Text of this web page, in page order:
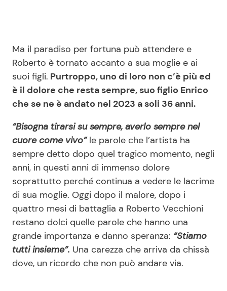
Ma il paradiso per fortuna può attendere e
Roberto è tornato accanto a sua moglie e ai
suoi figli. Purtroppo, uno di loro non c’è più ed
è il dolore che resta sempre, suo figlio Enrico
che se ne è andato nel 2023 a soli 36 anni.
“Bisogna tirarsi su sempre, averlo sempre nel
cuore come vivo”le parole che l’artista ha
sempre detto dopo quel tragico momento, negli
anni, in questi anni di immenso dolore
soprattutto perché continua a vedere le lacrime
di sua moglie. Oggi dopo il malore, dopo i
quattro mesi di battaglia a Roberto Vecchioni
restano dolci quelle parole che hanno una
grande importanza e danno speranza: “Stiamo
tutti insieme”. Una carezza che arriva da chissà
dove, un ricordo che non può andare via.